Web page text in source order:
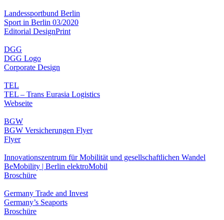
Landessportbund Berlin
Sport in Berlin 03/2020
Editorial DesignPrint
DGG
DGG Logo
Corporate Design
TEL
TEL – Trans Eurasia Logistics
Webseite
BGW
BGW Versicherungen Flyer
Flyer
Innovationszentrum für Mobilität und gesellschaftlichen Wandel
BeMobility | Berlin elektroMobil
Broschüre
Germany Trade and Invest
Germany’s Seaports
Broschüre